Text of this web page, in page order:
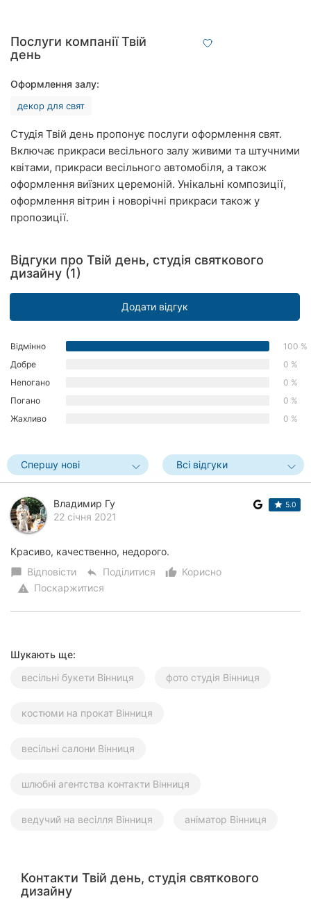
Хмельницький
Рівне
Кропивницький
Київ
Харків
Дніпро
Ріг
Миколаїв
Херсон
Чернігів
Чернівці
Суми
Івано-
Франківськ
Ужгород
Карпати
Послуги компанії Твій
день
Оформлення залу:
декор для свят
Студія Твій день пропонує послуги оформлення свят.
Включає прикраси весільного залу живими та штучними
квітами, прикраси весільного автомобіля, а також
оформлення виїзних церемоній. Унікальні композиції,
оформлення вітрин і новорічні прикраси також у
пропозиції.
Відгуки про Твій день, студія святкового
дизайну (1)
Додати відгук
Відмінно
100 %
Добре
0 %
Непогано
0 %
Погано
0 %
Жахливо
0 %
Спершу нові Всі відгуки
Владимир Гу
22 січня 2021
5.0
Красиво, качественно, недорого.
chat_bubble Відповісти reply Поділитися thumb_up_alt
Корисно
warning Поскаржитися
Шукають ще:
весільні букети Вінниця
фото студія Вінниця
костюми на прокат Вінниця
весільні салони Вінниця
шлюбні агентства контакти Вінниця
ведучий на весілля Вінниця аніматор Вінниця
Контакти Твій день, студія святкового
дизайну